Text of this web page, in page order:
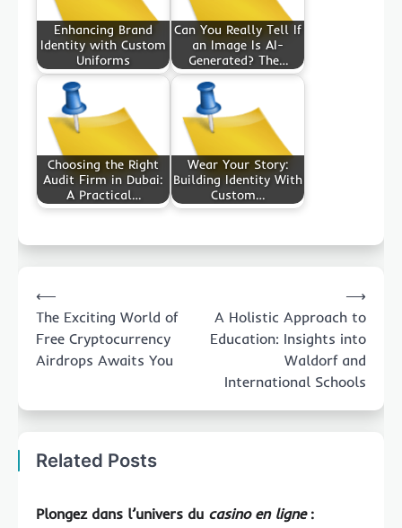
Enhancing Brand
Identity with Custom
Uniforms
Can You Really Tell If
an Image Is AI-
Generated? The…
Choosing the Right
Audit Firm in Dubai:
A Practical…
Wear Your Story:
Building Identity With
Custom…
navigation
⟵
The Exciting World of
Free Cryptocurrency
Airdrops Awaits You
A Holistic Approach to
Education: Insights into
Waldorf and
International Schools
⟶
Related Posts
Plongez dans l’univers du casino en ligne: